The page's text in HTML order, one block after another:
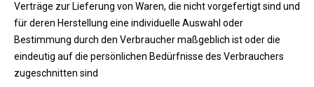
Verträge zur Lieferung von Waren, die nicht vorgefertigt sind und
für deren Herstellung eine individuelle Auswahl oder
Bestimmung durch den Verbraucher maßgeblich ist oder die
eindeutig auf die persönlichen Bedürfnisse des Verbrauchers
zugeschnitten sind